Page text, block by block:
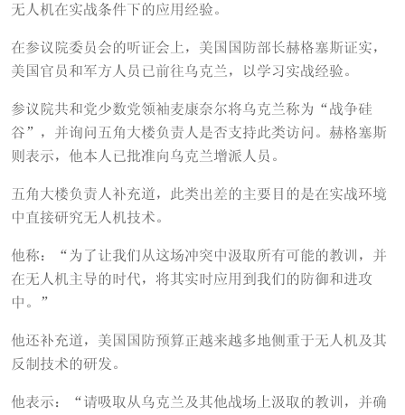
无人机在实战条件下的应用经验。
在参议院委员会的听证会上，美国国防部长赫格塞斯证实，
美国官员和军方人员已前往乌克兰，以学习实战经验。
参议院共和党少数党领袖麦康奈尔将乌克兰称为“战争硅
谷”，并询问五角大楼负责人是否支持此类访问。赫格塞斯
则表示，他本人已批准向乌克兰增派人员。
五角大楼负责人补充道，此类出差的主要目的是在实战环境
中直接研究无人机技术。
他称：“为了让我们从这场冲突中汲取所有可能的教训，并
在无人机主导的时代，将其实时应用到我们的防御和进攻
中。”
他还补充道，美国国防预算正越来越多地侧重于无人机及其
反制技术的研发。
他表示：“请吸取从乌克兰及其他战场上汲取的教训，并确